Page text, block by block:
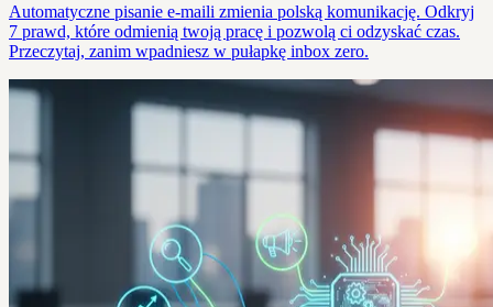
Automatyczne pisanie e-maili zmienia polską komunikację. Odkryj
7 prawd, które odmienią twoją pracę i pozwolą ci odzyskać czas.
Przeczytaj, zanim wpadniesz w pułapkę inbox zero.